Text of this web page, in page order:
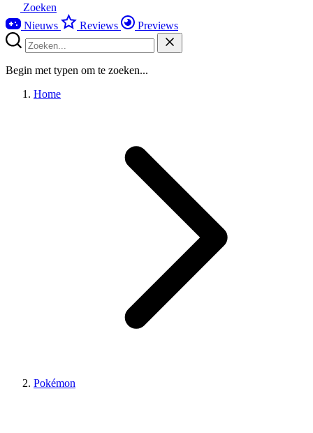
Zoeken
Nieuws
Reviews Previews
Begin met typen om te zoeken...
Home
Pokémon